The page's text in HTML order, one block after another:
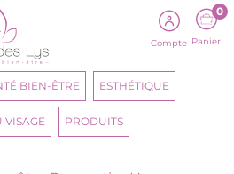
Compte
0
Panier
BIEN-ÊTRE ESTHÉTIQUE
VISAGE PRODUITS